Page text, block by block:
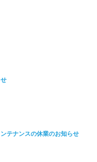
テナンスの休業のお知らせ